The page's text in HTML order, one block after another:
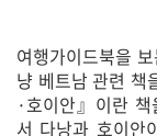
여행가이드북을
냥 베트남 관련 책
·호이안』이란
서 다낭과 호이안